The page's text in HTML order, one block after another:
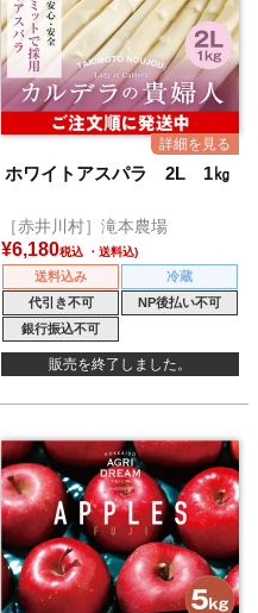
ホワイトアスパラ 2L 1㎏
［赤井川村］滝本農場
¥6,180税込
送料込み
冷蔵
代引き不可
NP後払い不可
銀行振込不可
販売を終了しました。